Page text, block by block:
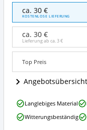
MeLiTec
Edelstahl
Vogelfutter-
Station
Fässchen
Angebote:
dieses
Design
erhältlich?
ca. 30 €
KOSTENLOSE LIEFERUNG
ca. 30 €
Lieferung ab ca.3 €
Top Preis
Angebotsübersicht
MeLiTec
Edelstahl
Vogelfutter-
Langlebiges Material
Witterungsbeständig